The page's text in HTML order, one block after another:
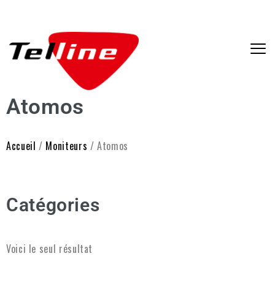
Atomos
Accueil / Moniteurs / Atomos
Catégories
Voici le seul résultat